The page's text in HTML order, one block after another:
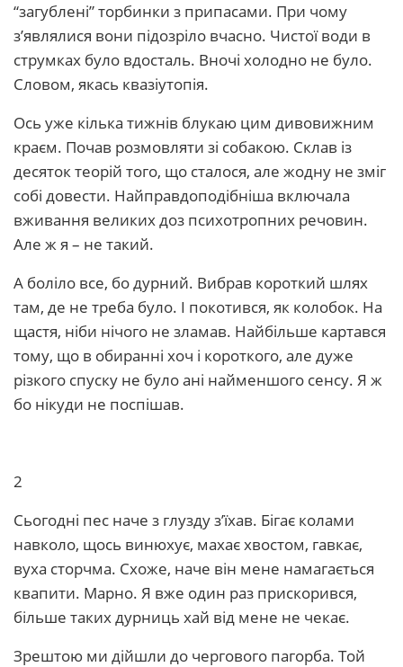
“загублені” торбинки з припасами. При чому
з’являлися вони підозріло вчасно. Чистої води в
струмках було вдосталь. Вночі холодно не було.
Словом, якась квазіутопія.
Ось уже кілька тижнів блукаю цим дивовижним
краєм. Почав розмовляти зі собакою. Склав із
десяток теорій того, що сталося, але жодну не зміг
собі довести. Найправдоподібніша включала
вживання великих доз психотропних речовин.
Але ж я – не такий.
А боліло все, бо дурний. Вибрав короткий шлях
там, де не треба було. І покотився, як колобок. На
щастя, ніби нічого не зламав. Найбільше картався
тому, що в обиранні хоч і короткого, але дуже
різкого спуску не було ані найменшого сенсу. Я ж
бо нікуди не поспішав.
2
Сьогодні пес наче з глузду з’їхав. Бігає колами
навколо, щось винюхує, махає хвостом, гавкає,
вуха сторчма. Схоже, наче він мене намагається
квапити. Марно. Я вже один раз прискорився,
більше таких дурниць хай від мене не чекає.
Зрештою ми дійшли до чергового пагорба. Той